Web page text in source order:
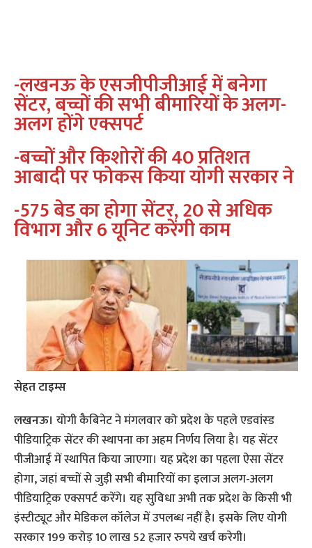
-लखनऊ के एसजीपीजीआई में बनेगा
सेंटर, बच्चों की सभी बीमारियों के अलग-
अलग होंगे एक्सपर्ट
-बच्चों और किशोरों की 40 प्रतिशत
आबादी पर फोकस किया योगी सरकार ने
-575 बेड का होगा सेंटर, 20 से अधिक
विभाग और 6 यूनिट करेंगी काम
सेहत टाइम्स
लखनऊ। योगी कैबिनेट ने मंगलवार को प्रदेश के पहले एडवांस्ड
पीडियाट्रिक सेंटर की स्थापना का अहम निर्णय लिया है। यह सेंटर
पीजीआई में स्थापित किया जाएगा। यह प्रदेश का पहला ऐसा सेंटर
होगा, जहां बच्चों से जुड़ी सभी बीमारियों का इलाज अलग-अलग
पीडियाट्रिक एक्सपर्ट करेंगे। यह सुविधा अभी तक प्रदेश के किसी भी
इंस्टीट्यूट और मेडिकल कॉलेज में उपलब्ध नहीं है। इसके लिए योगी
सरकार 199 करोड़ 10 लाख 52 हजार रुपये खर्च करेगी।